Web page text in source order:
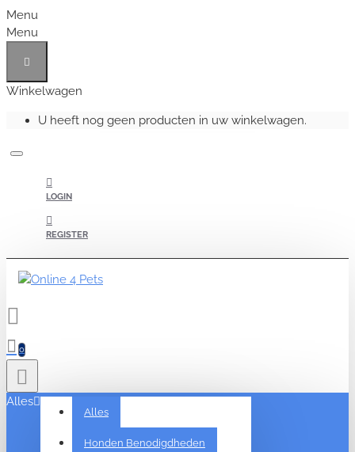
Menu
Menu
Winkelwagen
U heeft nog geen producten in uw winkelwagen.
LOGIN
REGISTER
0
Alles
Alles
Honden Benodigdheden